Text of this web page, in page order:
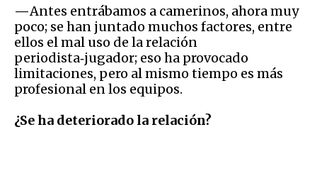
—Antes entrábamos a camerinos, ahora muy
poco; se han juntado muchos factores, entre
ellos el mal uso de la relación
periodista‑jugador; eso ha provocado
limitaciones, pero al mismo tiempo es más
profesional en los equipos.
¿Se ha deteriorado la relación?